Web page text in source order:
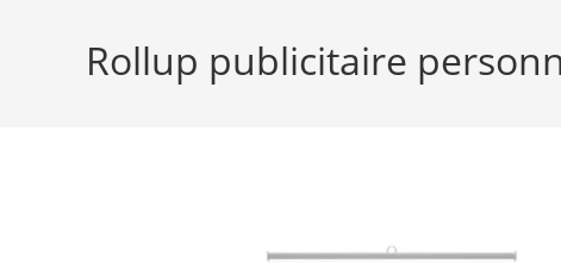
Rollup publicitaire